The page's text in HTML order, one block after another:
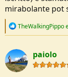
mirabolante pot
R
c
t
i
o
TheWalkingPippo
paiolo